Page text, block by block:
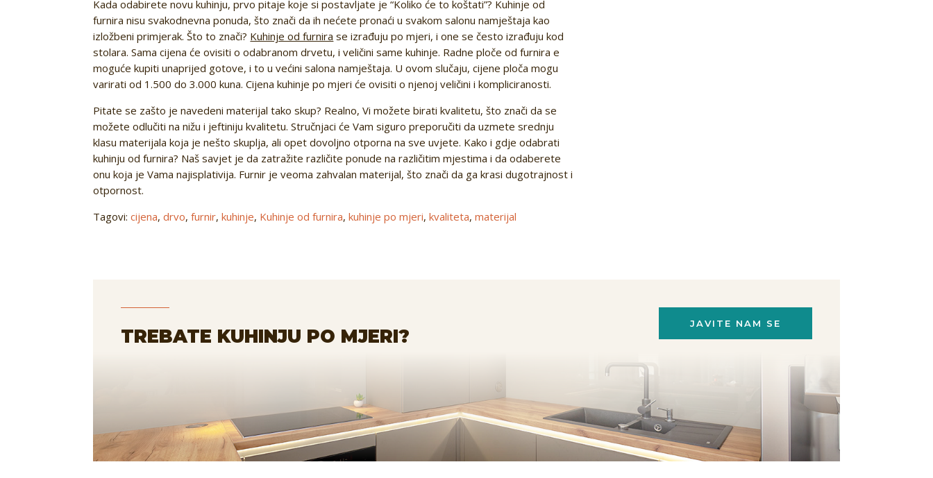
Kada odabirete novu kuhinju, prvo pitaje koje si postavljate je “Koliko će to koštati”? Kuhinje od
furnira nisu svakodnevna ponuda, što znači da ih nećete pronaći u svakom salonu namještaja kao
izložbeni primjerak. Što to znači? Kuhinje od furnira se izrađuju po mjeri, i one se često izrađuju kod
stolara. Sama cijena će ovisiti o odabranom drvetu, i veličini same kuhinje. Radne ploče od furnira e
moguće kupiti unaprijed gotove, i to u većini salona namještaja. U ovom slučaju, cijene ploča mogu
varirati od 1.500 do 3.000 kuna. Cijena kuhinje po mjeri će ovisiti o njenoj veličini i kompliciranosti.
Pitate se zašto je navedeni materijal tako skup? Realno, Vi možete birati kvalitetu, što znači da se
možete odlučiti na nižu i jeftiniju kvalitetu. Stručnjaci će Vam siguro preporučiti da uzmete srednju
klasu materijala koja je nešto skuplja, ali opet dovoljno otporna na sve uvjete. Kako i gdje odabrati
kuhinju od furnira? Naš savjet je da zatražite različite ponude na različitim mjestima i da odaberete
onu koja je Vama najisplativija. Furnir je veoma zahvalan materijal, što znači da ga krasi dugotrajnost i
otpornost.
Tagovi:cijena,drvo,furnir,kuhinje, Kuhinje od furnira,kuhinje po mjeri,kvaliteta,materijal
TREBATE KUHINJU PO MJERI?
JAVITE NAM SE